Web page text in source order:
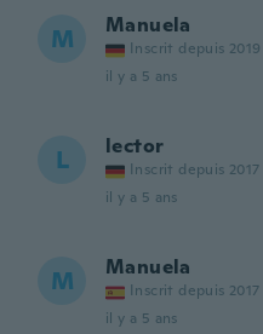
M Manuela
Inscrit depuis 2019
il y a 5 ans
L lector
Inscrit depuis 2017
il y a 5 ans
M Manuela
Inscrit depuis 2017
il y a 5 ans